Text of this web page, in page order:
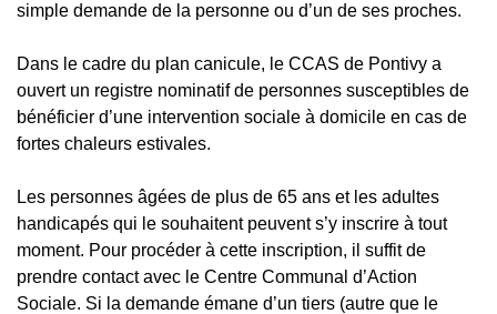
simple demande de la personne ou d’un de ses proches.
Dans le cadre du plan canicule, le CCAS de Pontivy a
ouvert un registre nominatif de personnes susceptibles de
bénéficier d’une intervention sociale à domicile en cas de
fortes chaleurs estivales.
Les personnes âgées de plus de 65 ans et les adultes
handicapés qui le souhaitent peuvent s’y inscrire à tout
moment. Pour procéder à cette inscription, il suffit de
prendre contact avec le Centre Communal d’Action
Sociale. Si la demande émane d’un tiers (autre que le